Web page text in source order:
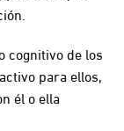
cognitivo de los
para ellos,
él o ella